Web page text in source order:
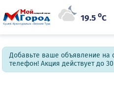
19.5oC
Добавьте ваше объявление на
телефон! Акция действует до 30